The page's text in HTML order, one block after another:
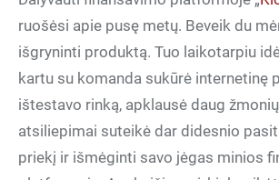
ruošėsi apie pusę metų. Beveik du
išgryninti produktą. Tuo laikotarpiu
kartu su komanda sukūrė internetinę
ištestavo rinką, apklausė daug
atsiliepimai suteikė dar didesnio
priekį ir išmėginti savo jėgas minios